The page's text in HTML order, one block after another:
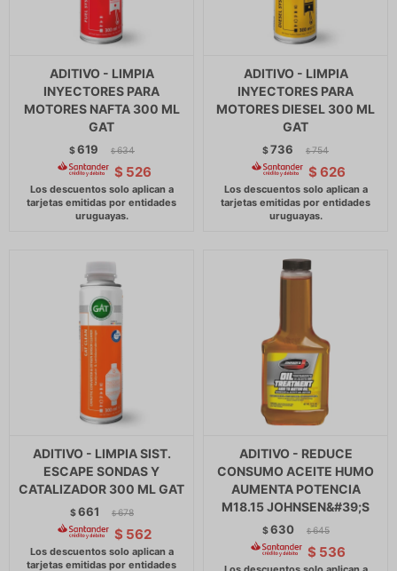
ADITIVO - LIMPIA
INYECTORES PARA
MOTORES NAFTA 300 ML
GAT
$619 $ 634
$ 526
ADITIVO - LIMPIA
INYECTORES PARA
MOTORES DIESEL 300 ML
GAT
$736 $ 754
$ 626
ADITIVO - LIMPIA SIST.
ESCAPE SONDAS Y
CATALIZADOR 300 ML GAT
$661 $ 678
$ 562
ADITIVO - REDUCE
CONSUMO ACEITE HUMO
AUMENTA POTENCIA
M18.15 JOHNSEN&#39;S
$630 $ 645
$ 536